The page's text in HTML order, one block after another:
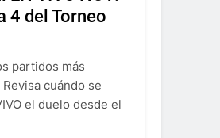
4 del Torneo
partidos más
cuándo se
el duelo desde el